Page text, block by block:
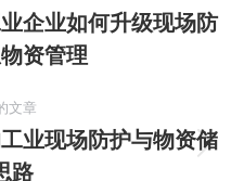
史
文
章：
企业如何升级现场防
资管理
文章
业现场防护与物资储
路